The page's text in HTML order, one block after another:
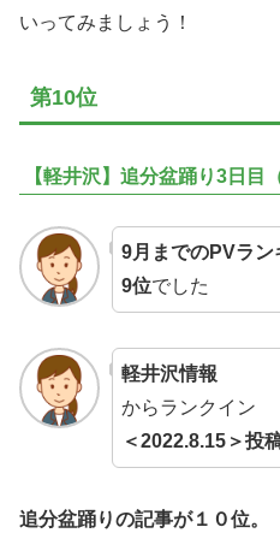
いってみましょう！
第10位
【軽井沢】追分盆踊り3日目
9月までのPVラン
9位でした
軽井沢情報
からランクイン
＜2022.8.15＞投
追分盆踊りの記事が１０位。